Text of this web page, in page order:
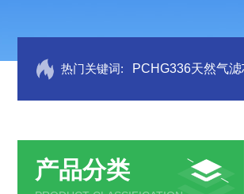
热门关键词: PCHG336天然气滤
产品分类